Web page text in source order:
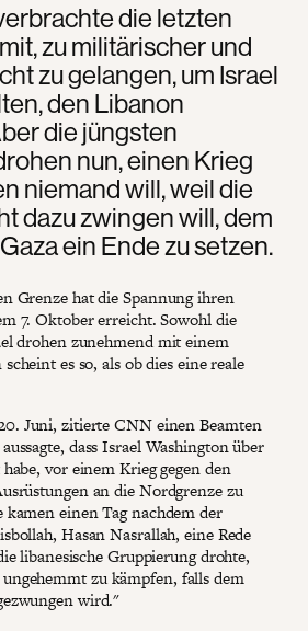
die letzten
zu militärischer und
zu gelangen, um Israel
den Libanon
die jüngsten
nun, einen Krieg
niemand will, weil die
dazu zwingen will, dem
ein Ende zu setzen.
Grenze hat die Spannung ihren
7. Oktober erreicht. Sowohl die
drohen zunehmend mit einem
es so, als ob dies eine reale
Juni, zitierte CNN einen Beamten
dass Israel Washington über
vor einem Krieg gegen den
an die Nordgrenze zu
einen Tag nachdem der
Hasan Nasrallah, eine Rede
libanesische Gruppierung drohte,
zu kämpfen, falls dem
wird."